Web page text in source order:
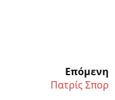
Επόμενη
Πατρίς Σπορ